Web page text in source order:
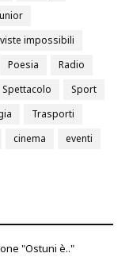
impossibili
Poesia
Radio
Spettacolo
Sport
Trasporti
cinema
eventi
"Ostuni è.."